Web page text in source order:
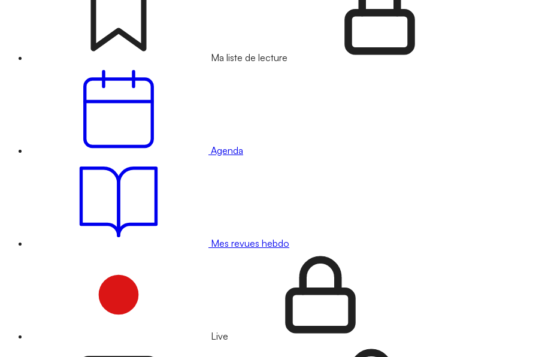
Ma liste de lecture
Agenda
Mes revues hebdo
Live